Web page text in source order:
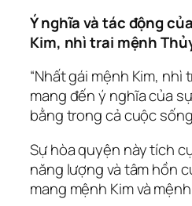
Ý nghĩa và tác động
Kim, nhì trai mệnh
“Nhất gái mệnh Kim, nhì
mang đến ý nghĩa của
bằng trong cả cuộc
Sự hòa quyện này tích
năng lượng và tâm hồn
mang mệnh Kim và